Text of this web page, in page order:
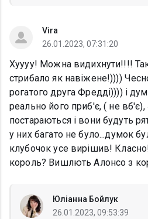
Vira
26.01.2023, 07:31:20
Хуууу! Можна видихнути!!!!
стрибало як навіжене!))))
рогатого друга Фредді)))) і
реально його приб'є, ( не вб'є),
постараються і вони будуть
у них багато не було...думок
клубочок усе вирішив!
король? Вишлють Алонсо з
Юліанна Бойлук
26.01.2023, 09:53:39